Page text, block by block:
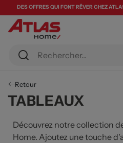
DES OFFRES QUI FONT RÊVER CHEZ
Retour
TABLEAUX
Découvrez notre collection
Home. Ajoutez une touche